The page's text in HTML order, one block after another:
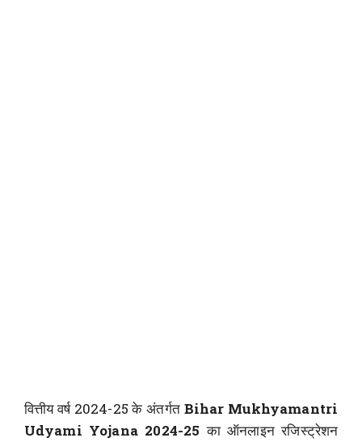
वित्तीय वर्ष 2024-25 के अंतर्गतBihar Mukhyamantri
Udyami Yojana 2024-25का ऑनलाइन रजिस्ट्रेशन